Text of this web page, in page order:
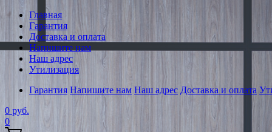
Главная
Гарантия
Доставка и оплата
Напишите нам
Наш адрес
Утилизация
Гарантия Напишите нам Наш адрес Доставка и оплата
0 руб.
0